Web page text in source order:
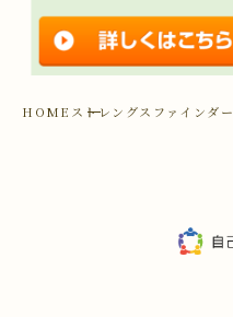
HOME ストレングスファインダー